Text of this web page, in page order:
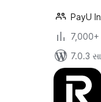
PayU
7,000+
7.0.3